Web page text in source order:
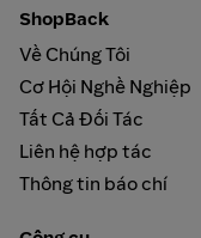
ShopBack
Về Chúng Tôi
Cơ Hội Nghề Nghiệp
Tất Cả Đối Tác
Liên hệ hợp tác
Thông tin báo chí